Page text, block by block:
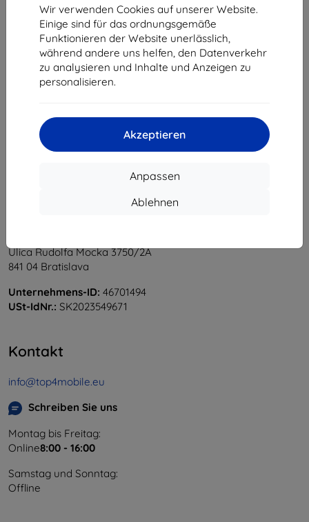
Wir verwenden Cookies auf unserer Website.
Einige sind für das ordnungsgemäße
Funktionieren der Website unerlässlich,
während andere uns helfen, den Datenverkehr
zu analysieren und Inhalte und Anzeigen zu
personalisieren.
Akzeptieren
Anpassen
Ablehnen
Auf Lager > 5 Stk.
1
Ulica Rudolfa Mocka 3750/2A
841 04 Bratislava
Unternehmens-ID: 46701494
USt-IdNr.: SK2023549671
Kontakt
info@top4mobile.eu
Schreiben Sie uns
Montag bis Freitag:
Online8:00 - 16:00
Samstag und Sonntag:
Offline